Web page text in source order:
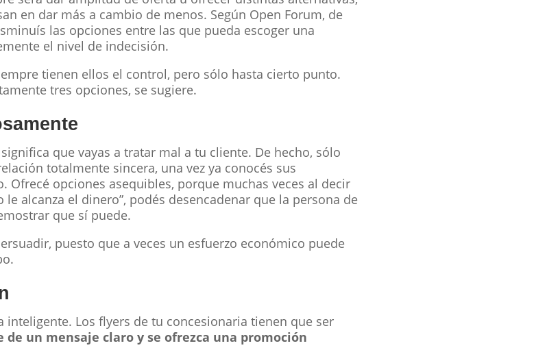
en dar más a cambio de menos. Según Open Forum, de
las opciones entre las que pueda escoger una
el nivel de indecisión.
tienen ellos el control, pero sólo hasta cierto punto.
tres opciones, se sugiere.
que vayas a tratar mal a tu cliente. De hecho, sólo
totalmente sincera, una vez ya conocés sus
Ofrecé opciones asequibles, porque muchas veces al decir
alcanza el dinero”, podés desencadenar que la persona de
que sí puede.
puesto que a veces un esfuerzo económico puede
Los flyers de tu concesionaria tienen que ser
de un mensaje claro y se ofrezca una promoción